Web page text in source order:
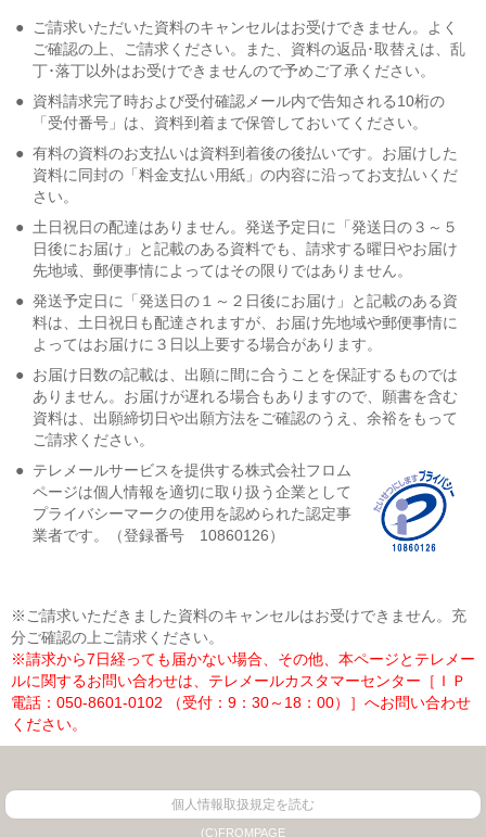
●
ご請求いただいた資料のキャンセルはお受けできません。よく
ご確認の上、ご請求ください。また、資料の返品･取替えは、乱
丁･落丁以外はお受けできませんので予めご了承ください。
● 資料請求完了時および受付確認メール内で告知される10桁の
「受付番号」は、資料到着まで保管しておいてください。
● 有料の資料のお支払いは資料到着後の後払いです。お届けした
資料に同封の「料金支払い用紙」の内容に沿ってお支払いくだ
さい。
● 土日祝日の配達はありません。発送予定日に「発送日の３～５
日後にお届け」と記載のある資料でも、請求する曜日やお届け
先地域、郵便事情によってはその限りではありません。
● 発送予定日に「発送日の１～２日後にお届け」と記載のある資
料は、土日祝日も配達されますが、お届け先地域や郵便事情に
よってはお届けに３日以上要する場合があります。
● お届け日数の記載は、出願に間に合うことを保証するものでは
ありません。お届けが遅れる場合もありますので、願書を含む
資料は、出願締切日や出願方法をご確認のうえ、余裕をもって
ご請求ください。
● テレメールサービスを提供する株式会社フロム
ページは個人情報を適切に取り扱う企業として
プライバシーマークの使用を認められた認定事
業者です。（登録番号 10860126）
※ご請求いただきました資料のキャンセルはお受けできません。充
分ご確認の上ご請求ください。
※請求から7日経っても届かない場合、その他、本ページとテレメー
ルに関するお問い合わせは、テレメールカスタマーセンター［ＩＰ
電話：050-8601-0102 （受付：9：30～18：00）］へお問い合わせ
ください。
個人情報取扱規定を読む
(C)FROMPAGE